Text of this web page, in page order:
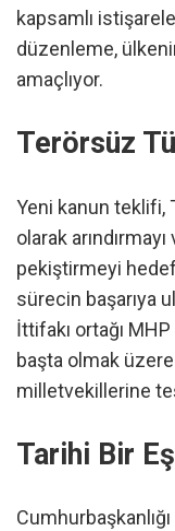
kapsamlı
düzenleme,
amaçlıyor.
Terörsüz
Yeni kanun teklifi,
olarak
pekiştirmeyi
sürecin başarıya
İttifakı ortağı
başta olmak
milletvekillerine
Tarihi Bir